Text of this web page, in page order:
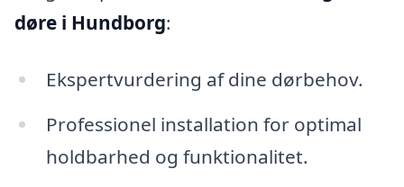
døre i Hundborg:
Ekspertvurdering af dine dørbehov.
Professionel installation for optimal
holdbarhed og funktionalitet.